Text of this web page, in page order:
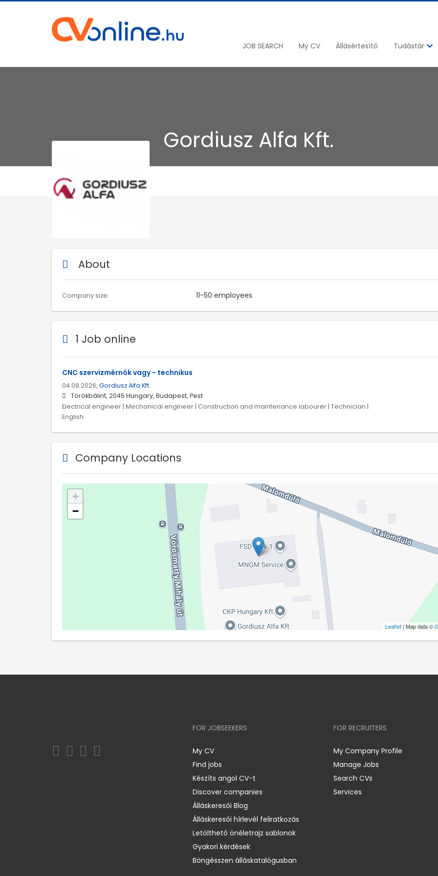
JOB SEARCH My CV Állásértesítő Tudástár
Gordiusz Alfa Kft.
About
Company size: 11-50 employees
1 Job online
CNC szervizmérnök vagy - technikus
04.08.2026, Gordiusz Alfa Kft.
Törökbálint, 2045 Hungary, Budapest, Pest
Electrical engineer | Mechanical engineer | Construction and maintenance labourer | Technician |
English
Company Locations
+
−
Leaflet | Map data ©
FOR JOBSEEKERS
My CV
Find jobs
Készíts angol CV-t
Discover companies
Álláskeresői Blog
Álláskeresői hírlevél feliratkozás
Letölthető önéletrajz sablonok
Gyakori kérdések
Böngésszen álláskatalógusban
FOR RECRUITERS
My Company Profile
Manage Jobs
Search CVs
Services